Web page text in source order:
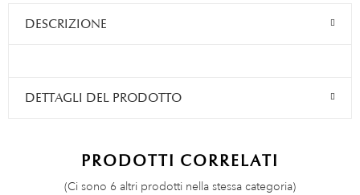
DESCRIZIONE
DETTAGLI DEL PRODOTTO
PRODOTTI CORRELATI
(Ci sono 6 altri prodotti nella stessa categoria)